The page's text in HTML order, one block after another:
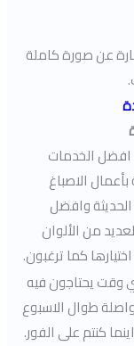
عن صورة كاملة
الخدمات
الاصباغ
وافضل
من الألوان
كما ترغبون.
وقت يحتاجون فيه
على مدار 24 ساعة متواصلة طوال الاسبوع
كنتم على الفور.